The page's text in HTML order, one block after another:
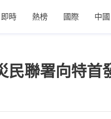
即時 熱榜 國際 中國
民聯署向特